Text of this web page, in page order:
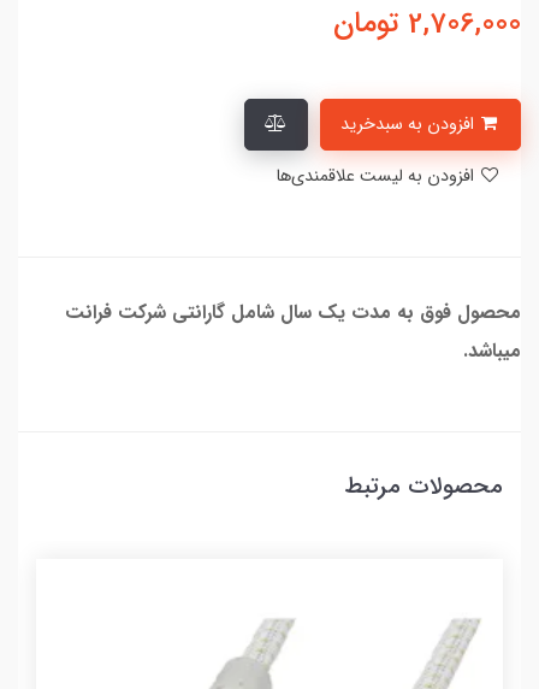
2,706,000 تومان
محصول فوق به مدت یک سال شامل گارانتی شرکت فرانت
میباشد.
محصولات مرتبط